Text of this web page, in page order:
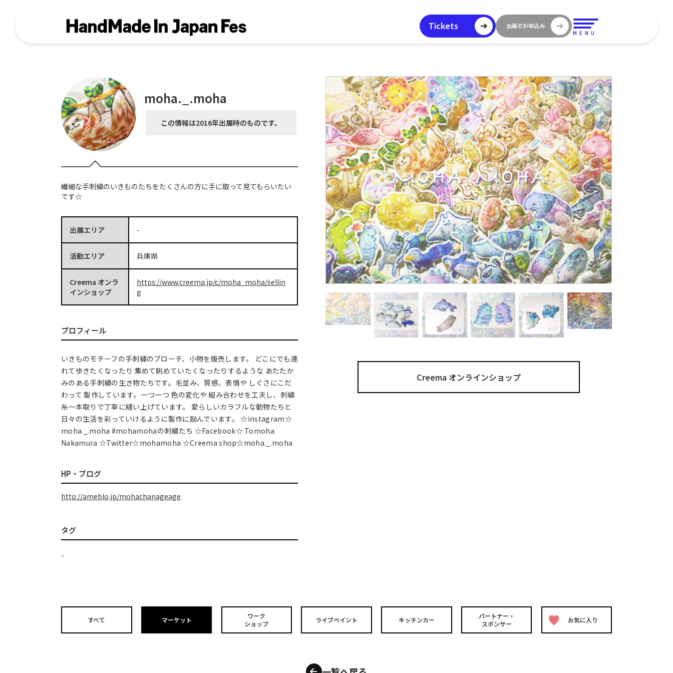
Tickets 出展のお申込み
MENU
moha._.moha
この情報は2016年出展時のものです。
繊細な手刺繍のいきものたちをたくさんの方に手に取って見てもらいたい
です☆
出展エリア -
活動エリア 兵庫県
Creema オンラ
インショップ
https://www.creema.jp/c/moha_moha/sellin
g
プロフィール
いきものモチーフの手刺繍のブローチ、小物を販売します。 どこにでも連
れて歩きたくなったり 集めて眺めていたくなったりするような あたたか
みのある手刺繍の生き物たちです。毛並み、質感、表情や しぐさにこだ
わって 製作しています。一つ一つ 色の変化や 組み合わせを工夫し、刺繍
糸一本取りで丁寧に縫い上げています。 愛らしいカラフルな動物たちと
日々の生活を彩っていけるように製作に励んでいます。 ☆instagram☆
moha._.moha #mohamohaの刺繍たち ☆Facebook☆ Tomoha
Nakamura ☆Twitter☆mohamoha ☆Creema shop☆moha._.moha
HP・ブログ
http://ameblo.jp/mohachanageage
タグ
-
Creema オンラインショップ
すべて マーケット
ワーク
ショップ
ライブペイント キッチンカー
パートナー・
スポンサー
お気に入り